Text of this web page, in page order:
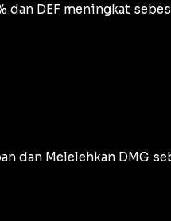
DEF meningkat
dan Melelehkan DMG